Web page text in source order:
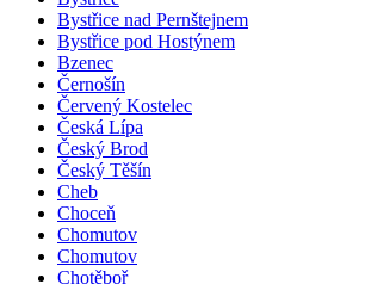
Bystřice nad Pernštejnem
Bystřice pod Hostýnem
Bzenec
Černošín
Červený Kostelec
Česká Lípa
Český Brod
Český Těšín
Cheb
Choceň
Chomutov
Chomutov
Chotěboř